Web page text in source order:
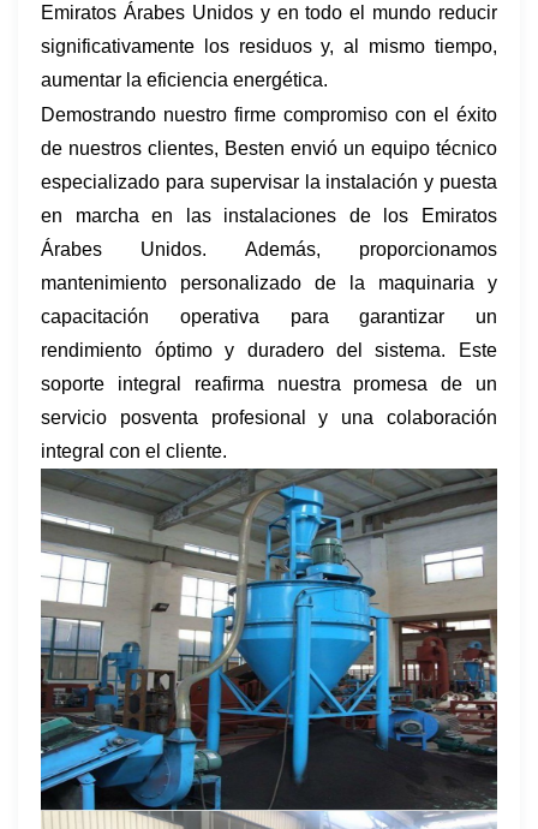
Emiratos Árabes Unidos y en todo el mundo reducir
significativamente los residuos y, al mismo tiempo,
aumentar la eficiencia energética.
Demostrando nuestro firme compromiso con el éxito
de nuestros clientes, Besten envió un equipo técnico
especializado para supervisar la instalación y puesta
en marcha en las instalaciones de los Emiratos
Árabes Unidos. Además, proporcionamos
mantenimiento personalizado de la maquinaria y
capacitación operativa para garantizar un
rendimiento óptimo y duradero del sistema. Este
soporte integral reafirma nuestra promesa de un
servicio posventa profesional y una colaboración
integral con el cliente.